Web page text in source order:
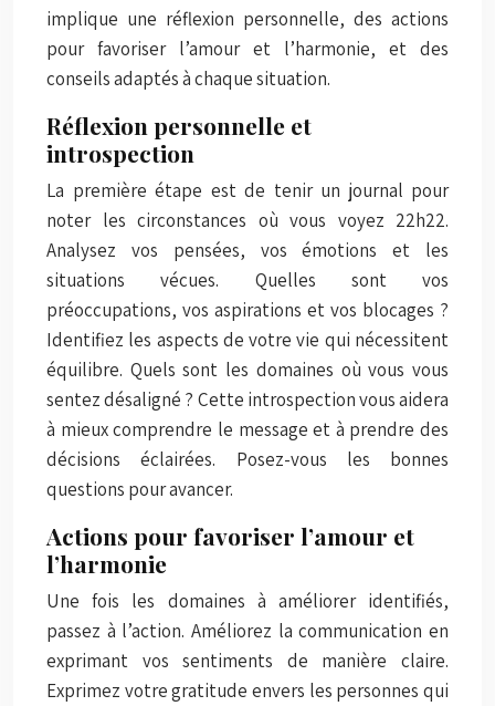
implique une réflexion personnelle, des actions
pour favoriser l’amour et l’harmonie, et des
conseils adaptés à chaque situation.
Réflexion personnelle et
introspection
La première étape est de tenir un journal pour
noter les circonstances où vous voyez 22h22.
Analysez vos pensées, vos émotions et les
situations vécues. Quelles sont vos
préoccupations, vos aspirations et vos blocages ?
Identifiez les aspects de votre vie qui nécessitent
équilibre. Quels sont les domaines où vous vous
sentez désaligné ? Cette introspection vous aidera
à mieux comprendre le message et à prendre des
décisions éclairées. Posez-vous les bonnes
questions pour avancer.
Actions pour favoriser l’amour et
l’harmonie
Une fois les domaines à améliorer identifiés,
passez à l’action. Améliorez la communication en
exprimant vos sentiments de manière claire.
Exprimez votre gratitude envers les personnes qui